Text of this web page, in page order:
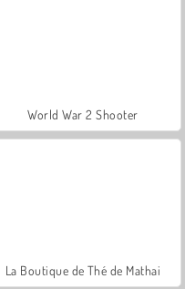
World War 2 Shooter
La Boutique de Thé de Mathai